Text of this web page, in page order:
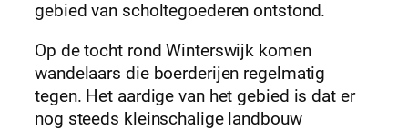
gebied van scholtegoederen ontstond.
Op de tocht rond Winterswijk komen
wandelaars die boerderijen regelmatig
tegen. Het aardige van het gebied is dat er
nog steeds kleinschalige landbouw